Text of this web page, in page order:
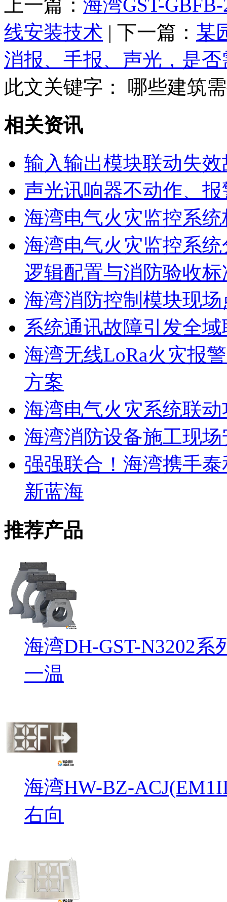
上一篇： 海湾GST-
线安装技术 | 下一篇： 某
消报、手报、声光，是
此文关键字：
哪些建筑
相关资讯
输入输出模块联动失效
声光讯响器不动作、
海湾电气火灾监控系
海湾电气火灾监控系
逻辑配置与消防验收标
海湾消防控制模块现
系统通讯故障引发全
海湾无线LoRa火灾报
方案
海湾电气火灾系统联
海湾消防设备施工现
强强联合！海湾携手
新蓝海
推荐产品
海湾DH-GST-N3202
一温
海湾HW-BZ-
右向